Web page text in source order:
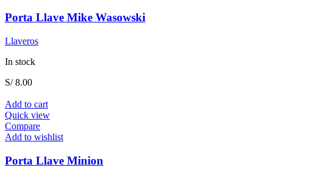
Porta Llave Mike Wasowski
Llaveros
In stock
S/8.00
Add to cart
Quick view
Compare
Add to wishlist
Porta Llave Minion